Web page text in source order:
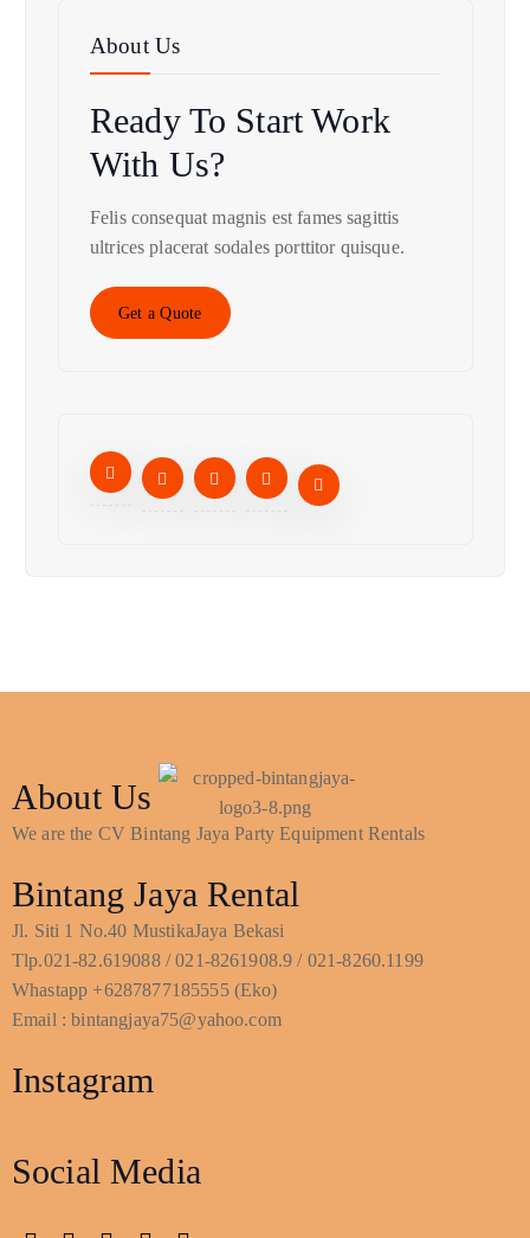
About Us
Ready To StartWork
With Us?
Felis consequat magnis est fames sagittis
ultrices placerat sodales porttitor quisque.
Get a Quote
About Us
We are the CV Bintang Jaya Party Equipment Rentals
Bintang Jaya Rental
Jl. Siti 1 No.40 MustikaJaya Bekasi
Tlp.021-82.619088 / 021-8261908.9 / 021-8260.1199
Whastapp +6287877185555 (Eko)
Email : bintangjaya75@yahoo.com
Instagram
Social Media